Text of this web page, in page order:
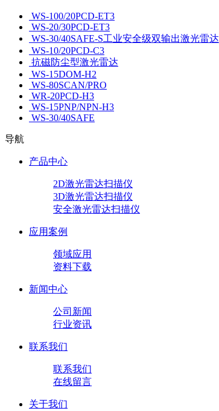
WS-100/20PCD-ET3
WS-20/30PCD-ET3
WS-30/40SAFE-S工业安全级双输出激光雷达
WS-10/20PCD-C3
抗磁防尘型激光雷达
WS-15DOM-H2
WS-80SCAN/PRO
WR-20PCD-H3
WS-15PNP/NPN-H3
WS-30/40SAFE
导航
产品中心
2D激光雷达扫描仪
3D激光雷达扫描仪
安全激光雷达扫描仪
应用案例
领域应用
资料下载
新闻中心
公司新闻
行业资讯
联系我们
联系我们
在线留言
关于我们